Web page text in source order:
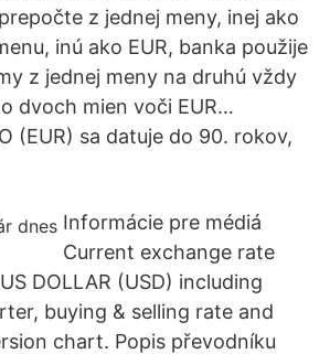
z jednej meny, inej ako
inú ako EUR, banka použije
z jednej meny na druhú vždy
dvoch mien voči EUR…
(EUR) sa datuje do 90. rokov,
Informácie pre médiá
Current exchange rate
DOLLAR (USD) including
buying & selling rate and
chart. Popis převodníku